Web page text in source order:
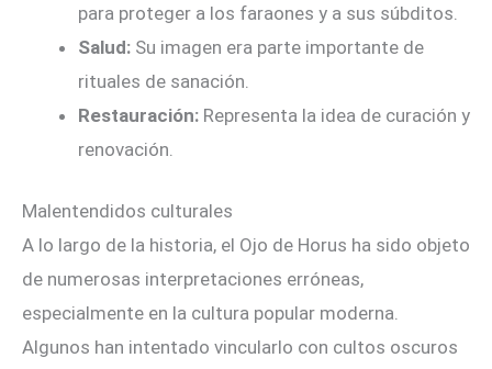
para proteger a los faraones y a sus súbditos.
Salud: Su imagen era parte importante de
rituales de sanación.
Restauración: Representa la idea de curación y
renovación.
Malentendidos culturales
A lo largo de la historia, el Ojo de Horus ha sido objeto
de numerosas interpretaciones erróneas,
especialmente en la cultura popular moderna.
Algunos han intentado vincularlo con cultos oscuros